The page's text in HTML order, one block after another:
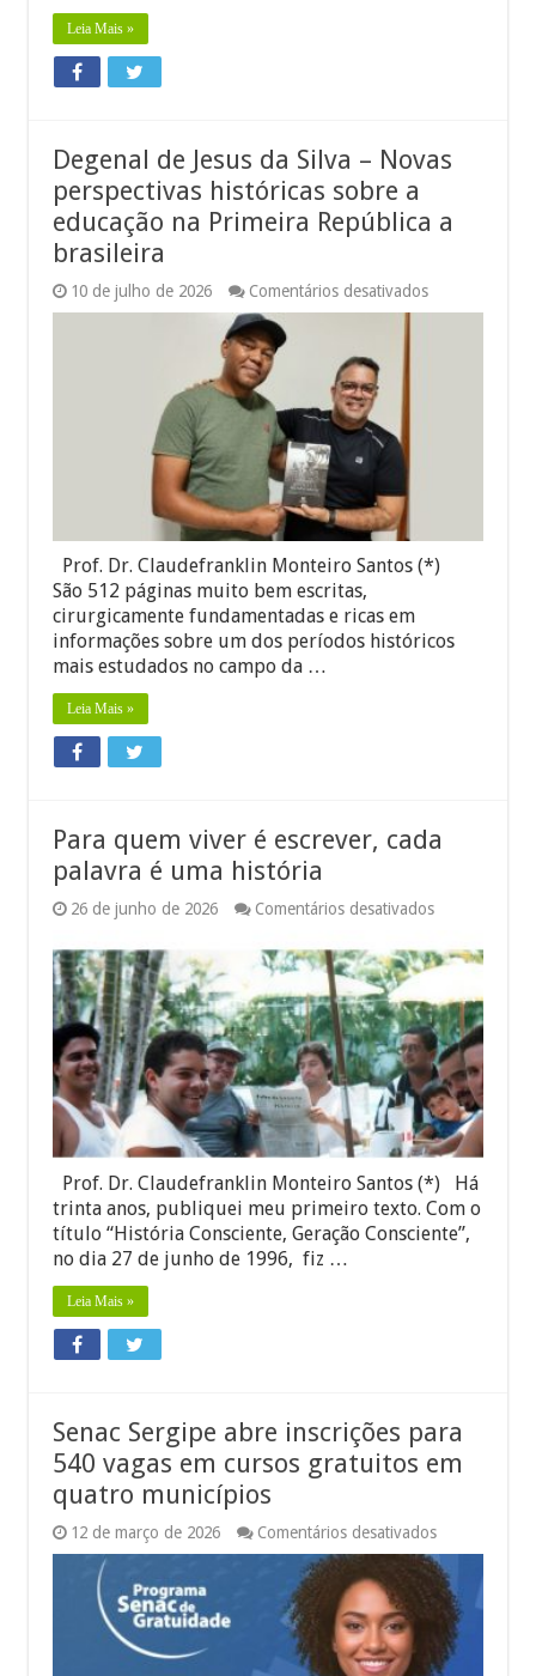
Leia Mais »
Degenal de Jesus da Silva – Novas
perspectivas históricas sobre a
educação na Primeira República a
brasileira
10 de julho de 2026 Comentários desativadosem
Degenal
na
Primeira
República
Prof. Dr. Claudefranklin Monteiro Santos (*)
São 512 páginas muito bem escritas,
cirurgicamente fundamentadas e ricas em
informações sobre um dos períodos históricos
mais estudados no campo da …
Leia Mais »
Para quem viver é escrever, cada
palavra é uma história
26 de junho de 2026 Comentários desativadosem
quem
viver
escrever,
cada
palavra
é
uma
história
Prof. Dr. Claudefranklin Monteiro Santos (*) Há
trinta anos, publiquei meu primeiro texto. Com o
título “História Consciente, Geração Consciente”,
no dia 27 de junho de 1996, fiz …
Leia Mais »
Senac Sergipe abre inscrições para
540 vagas em cursos gratuitos em
quatro municípios
12 de março de 2026 Comentários desativadosem
Senac
Sergipe
abre
inscrições
para
540
vagas